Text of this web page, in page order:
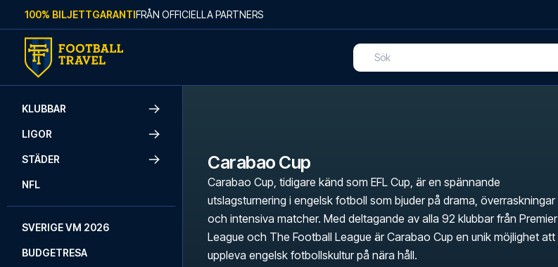
Skip to content
100% BILJETTGARANTIFRÅN OFFICIELLA PARTNERS
KLUBBAR
LIGOR
STÄDER
NFL
SVERIGE VM 2026
BUDGETRESA
Carabao Cup
Carabao Cup, tidigare känd som EFL Cup, är en spännande
utslagsturnering i engelsk fotboll som bjuder på drama, överraskningar
och intensiva matcher. Med deltagande av alla 92 klubbar från Premier
League och The Football League är Carabao Cup en unik möjlighet att
uppleva engelsk fotbollskultur på nära håll.